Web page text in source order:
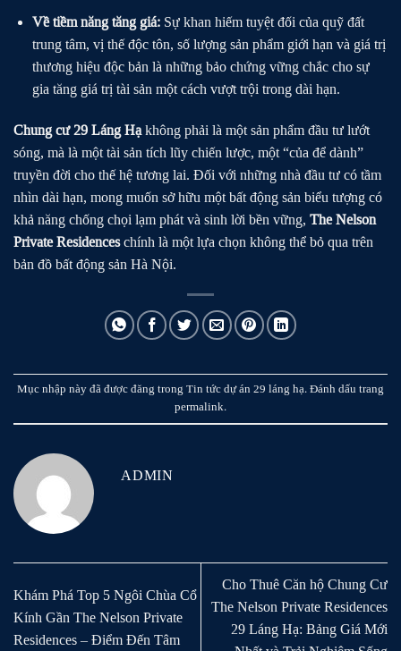
Về tiềm năng tăng giá:Sự khan hiếm tuyệt đối của quỹ đất
trung tâm, vị thế độc tôn, số lượng sản phẩm giới hạn và giá trị
thương hiệu độc bản là những bảo chứng vững chắc cho sự
gia tăng giá trị tài sản một cách vượt trội trong dài hạn.
Chung cư 29 Láng Hạ không phải là một sản phẩm đầu tư lướt
sóng, mà là một tài sản tích lũy chiến lược, một “của để dành”
truyền đời cho thế hệ tương lai. Đối với những nhà đầu tư có tầm
nhìn dài hạn, mong muốn sở hữu một bất động sản biểu tượng có
khả năng chống chọi lạm phát và sinh lời bền vững, The Nelson
Private Residenceschính là một lựa chọn không thể bỏ qua trên
bản đồ bất động sản Hà Nội.
Mục nhập này đã được đăng trong Tin tức dự án 29 láng hạ. Đánh dấu trang
permalink.
ADMIN
Khám Phá Top 5 Ngôi Chùa Cổ
Kính Gần The Nelson Private
Residences – Điểm Đến Tâm
Cho Thuê Căn hộ Chung Cư
The Nelson Private Residences
29 Láng Hạ: Bảng Giá Mới